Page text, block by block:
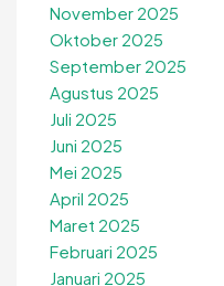
November 2025
Oktober 2025
September 2025
Agustus 2025
Juli 2025
Juni 2025
Mei 2025
April 2025
Maret 2025
Februari 2025
Januari 2025